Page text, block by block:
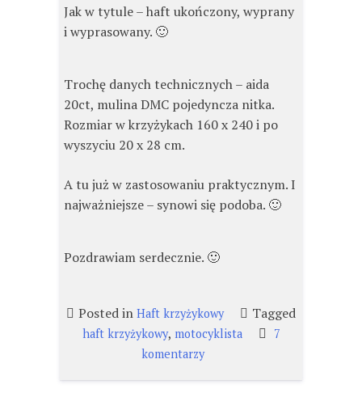
Jak w tytule – haft ukończony, wyprany
i wyprasowany. 🙂
Trochę danych technicznych – aida
20ct, mulina DMC pojedyncza nitka.
Rozmiar w krzyżykach 160 x 240 i po
wyszyciu 20 x 28 cm.
A tu już w zastosowaniu praktycznym. I
najważniejsze – synowi się podoba. 🙂
Pozdrawiam serdecznie. 🙂
Posted in Haft krzyżykowy Tagged
haft krzyżykowy, motocyklista
7
komentarzydo